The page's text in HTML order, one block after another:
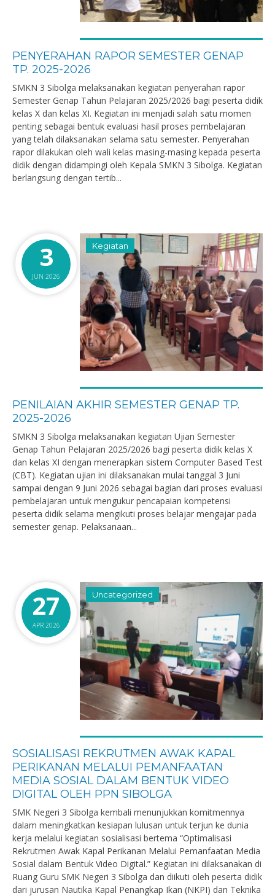
PENYERAHAN RAPOR SEMESTER GENAP
TP. 2025-2026
SMKN 3 Sibolga melaksanakan kegiatan penyerahan rapor
Semester Genap Tahun Pelajaran 2025/2026 bagi peserta didik
kelas X dan kelas XI. Kegiatan ini menjadi salah satu momen
penting sebagai bentuk evaluasi hasil proses pembelajaran
yang telah dilaksanakan selama satu semester. Penyerahan
rapor dilakukan oleh wali kelas masing-masing kepada peserta
didik dengan didampingi oleh Kepala SMKN 3 Sibolga. Kegiatan
berlangsung dengan tertib...
3
JUN 2026
Kegiatan
PENILAIAN AKHIR SEMESTER GENAP TP.
2025-2026
SMKN 3 Sibolga melaksanakan kegiatan Ujian Semester
Genap Tahun Pelajaran 2025/2026 bagi peserta didik kelas X
dan kelas XI dengan menerapkan sistem Computer Based Test
(CBT). Kegiatan ujian ini dilaksanakan mulai tanggal 3 Juni
sampai dengan 9 Juni 2026 sebagai bagian dari proses evaluasi
pembelajaran untuk mengukur pencapaian kompetensi
peserta didik selama mengikuti proses belajar mengajar pada
semester genap. Pelaksanaan...
27
APR 2026
Uncategorized
SOSIALISASI REKRUTMEN AWAK KAPAL
PERIKANAN MELALUI PEMANFAATAN
MEDIA SOSIAL DALAM BENTUK VIDEO
DIGITAL OLEH PPN SIBOLGA
SMK Negeri 3 Sibolga kembali menunjukkan komitmennya
dalam meningkatkan kesiapan lulusan untuk terjun ke dunia
kerja melalui kegiatan sosialisasi bertema “Optimalisasi
Rekrutmen Awak Kapal Perikanan Melalui Pemanfaatan Media
Sosial dalam Bentuk Video Digital.” Kegiatan ini dilaksanakan di
Ruang Guru SMK Negeri 3 Sibolga dan diikuti oleh peserta didik
dari jurusan Nautika Kapal Penangkap Ikan (NKPI) dan Teknika